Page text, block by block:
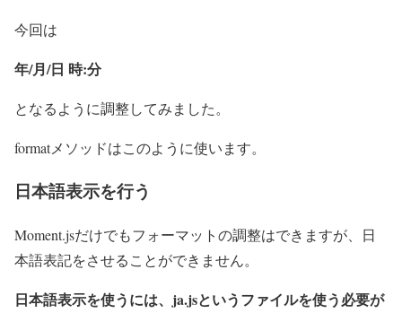
今回は
年/月/日 時:分
となるように調整してみました。
formatメソッドはこのように使います。
日本語表示を行う
Moment.jsだけでもフォーマットの調整はできますが、日
本語表記をさせることができません。
日本語表示を使うには、ja.jsというファイルを使う必要が